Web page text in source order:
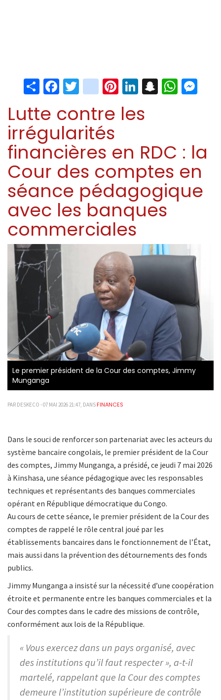
ShareFacebook
Twitter
instagram
Pinterest
LinkedIn
Snapchat
Lutte contre les
irrégularités
financières en RDC : la
Cour des comptes en
séance pédagogique
avec les banques
commerciales
Le premier président de la Cour des comptes, Jimmy
Munganga
PAR DESKECO - 07 MAI 2026 21:47, DANS FINANCES
Dans le souci de renforcer son partenariat avec les acteurs du
système bancaire congolais, le premier président de la Cour
des comptes, Jimmy Munganga, a présidé, ce jeudi 7 mai 2026
à Kinshasa, une séance pédagogique avec les responsables
techniques et représentants des banques commerciales
opérant en République démocratique du Congo.
Au cours de cette séance, le premier président de la Cour des
comptes de rappelé le rôle central joué par les
établissements bancaires dans le fonctionnement de l’État,
mais aussi dans la prévention des détournements des fonds
publics.
Jimmy Munganga a insisté sur la nécessité d’une coopération
étroite et permanente entre les banques commerciales et la
Cour des comptes dans le cadre des missions de contrôle,
conformément aux lois de la République.
« Vous exercez dans un pays organisé, avec
des institutions qu’il faut respecter », a-t-il
martelé, rappelant que la Cour des comptes
demeure l’institution supérieure de contrôle